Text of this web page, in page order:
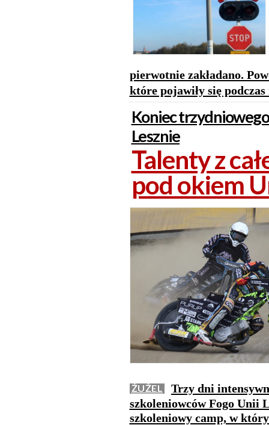
pierwotnie zakładano.
które pojawiły się
Koniec
Lesznie
Talenty z
pod okiem
ŻUŻEL
Trzy dni
szkoleniowców Fogo Unii
szkoleniowy camp, w